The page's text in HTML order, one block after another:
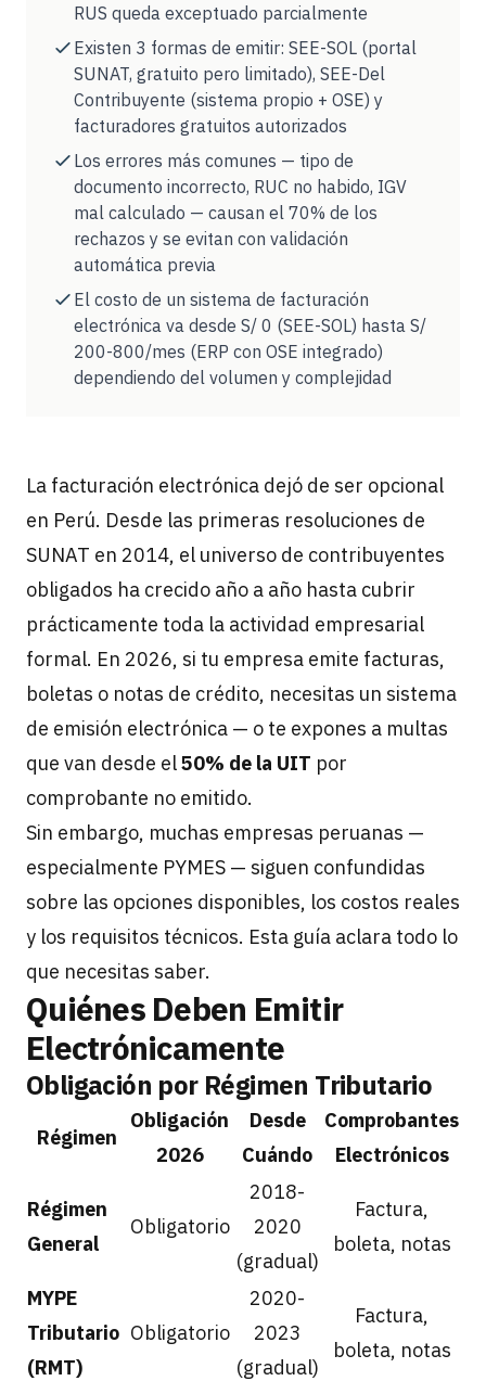
RUS queda exceptuado parcialmente
Existen 3 formas de emitir: SEE-SOL (portal
SUNAT, gratuito pero limitado), SEE-Del
Contribuyente (sistema propio + OSE) y
facturadores gratuitos autorizados
Los errores más comunes — tipo de
documento incorrecto, RUC no habido, IGV
mal calculado — causan el 70% de los
rechazos y se evitan con validación
automática previa
El costo de un sistema de facturación
electrónica va desde S/ 0 (SEE-SOL) hasta S/
200-800/mes (ERP con OSE integrado)
dependiendo del volumen y complejidad
La facturación electrónica dejó de ser opcional
en Perú. Desde las primeras resoluciones de
SUNAT en 2014, el universo de contribuyentes
obligados ha crecido año a año hasta cubrir
prácticamente toda la actividad empresarial
formal. En 2026, si tu empresa emite facturas,
boletas o notas de crédito, necesitas un sistema
de emisión electrónica — o te expones a multas
que van desde el50% de la UIT por
comprobante no emitido.
Sin embargo, muchas empresas peruanas —
especialmente PYMES — siguen confundidas
sobre las opciones disponibles, los costos reales
y los requisitos técnicos. Esta guía aclara todo lo
que necesitas saber.
Quiénes Deben Emitir
Electrónicamente
Obligación por Régimen Tributario
Régimen
Obligación
2026
Desde
Cuándo
Comprobantes
Electrónicos
Régimen
General
Obligatorio
2018-
2020
(gradual)
Factura,
boleta, notas
MYPE
Tributario
(RMT)
Obligatorio
2020-
2023
(gradual)
Factura,
boleta, notas